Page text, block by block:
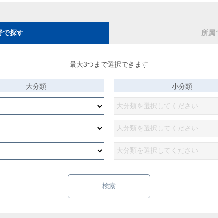
で探す 所属
最大3つまで選択できます
大分類 小分類
検索